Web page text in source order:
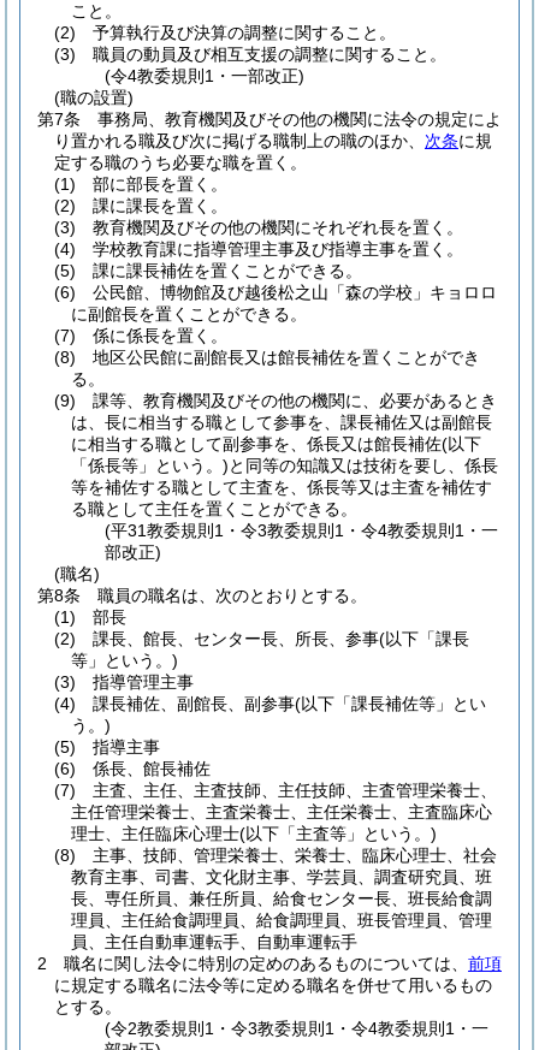
こと。
(2)
予算執行及び決算の調整に関すること。
(3)
職員の動員及び相互支援の調整に関すること。
(令4教委規則1・一部改正)
(職の設置)
第7条
事務局、教育機関及びその他の機関に法令の規定によ
り置かれる職及び次に掲げる職制上の職のほか、 次条に規
定する職のうち必要な職を置く。
(1)
部に部長を置く。
(2)
課に課長を置く。
(3)
教育機関及びその他の機関にそれぞれ長を置く。
(4)
学校教育課に指導管理主事及び指導主事を置く。
(5)
課に課長補佐を置くことができる。
(6)
公民館、博物館及び越後松之山「森の学校」キョロロ
に副館長を置くことができる。
(7)
係に係長を置く。
(8)
地区公民館に副館長又は館長補佐を置くことができ
る。
(9)
課等、教育機関及びその他の機関に、必要があるとき
は、長に相当する職として参事を、課長補佐又は副館長
に相当する職として副参事を、係長又は館長補佐(以下
「係長等」という。)と同等の知識又は技術を要し、係長
等を補佐する職として主査を、係長等又は主査を補佐す
る職として主任を置くことができる。
(平31教委規則1・令3教委規則1・令4教委規則1・一
部改正)
(職名)
第8条
職員の職名は、次のとおりとする。
(1)
部長
(2)
課長、館長、センター長、所長、参事(以下「課長
等」という。)
(3)
指導管理主事
(4)
課長補佐、副館長、副参事(以下「課長補佐等」とい
う。)
(5)
指導主事
(6)
係長、館長補佐
(7)
主査、主任、主査技師、主任技師、主査管理栄養士、
主任管理栄養士、主査栄養士、主任栄養士、主査臨床心
理士、主任臨床心理士(以下「主査等」という。)
(8)
主事、技師、管理栄養士、栄養士、臨床心理士、社会
教育主事、司書、文化財主事、学芸員、調査研究員、班
長、専任所員、兼任所員、給食センター長、班長給食調
理員、主任給食調理員、給食調理員、班長管理員、管理
員、主任自動車運転手、自動車運転手
2
職名に関し法令に特別の定めのあるものについては、 前項
に規定する職名に法令等に定める職名を併せて用いるもの
とする。
(令2教委規則1・令3教委規則1・令4教委規則1・一